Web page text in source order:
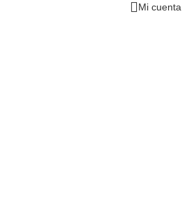
Mi cuenta